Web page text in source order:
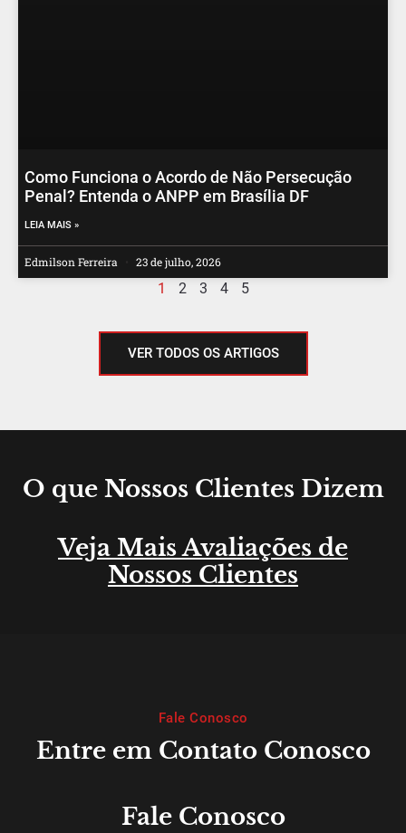
Como Funciona o Acordo de Não Persecução
Penal? Entenda o ANPP em Brasília DF
LEIA MAIS »
Edmilson Ferreira 23 de julho, 2026
1 2 3 4 5
VER TODOS OS ARTIGOS
O que Nossos Clientes Dizem
Veja Mais Avaliações de
Nossos Clientes
Fale Conosco
Entre em Contato Conosco
Fale Conosco